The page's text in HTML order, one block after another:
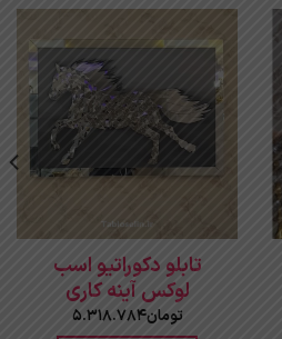
تابلو دکوراتیو اسب
لوکس آینه کاری
تومان5.318.784